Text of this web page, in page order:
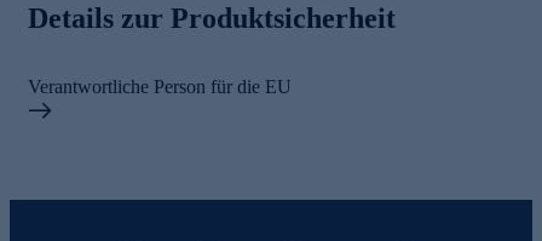
Details zur Produktsicherheit
Verantwortliche Person für die EU